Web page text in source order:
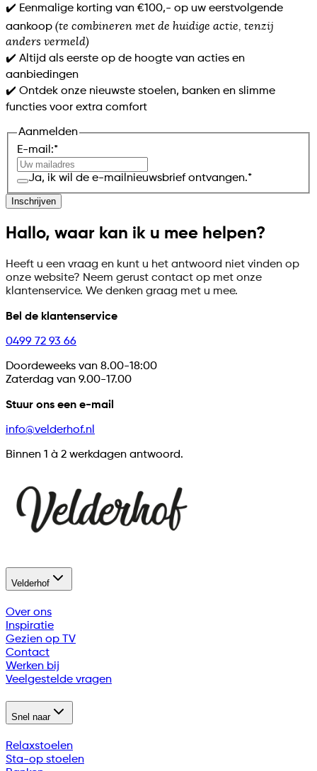
✔️ Eenmalige korting van €100,- op uw eerstvolgende
aankoop (te combineren met de huidige actie, tenzij
anders vermeld)
✔️ Altijd als eerste op de hoogte van acties en
aanbiedingen
✔️ Ontdek onze nieuwste stoelen, banken en slimme
functies voor extra comfort
Aanmelden
E-mail:*
Ja, ik wil de e-mailnieuwsbrief ontvangen.*
Inschrijven
Hallo, waar kan ik u mee helpen?
Heeft u een vraag en kunt u het antwoord niet vinden op
onze website? Neem gerust contact op met onze
klantenservice. We denken graag met u mee.
Bel de klantenservice
0499 72 93 66
Doordeweeks van 8.00-18:00
Zaterdag van 9.00-17.00
Stuur ons een e-mail
info@velderhof.nl
Binnen 1 à 2 werkdagen antwoord.
Velderhof
Over ons
Inspiratie
Gezien op TV
Contact
Werken bij
Veelgestelde vragen
Snel naar
Relaxstoelen
Sta-op stoelen